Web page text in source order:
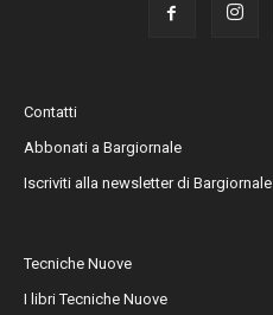
Contatti
Abbonati a Bargiornale
Iscriviti alla newsletter di Bargiornale
Tecniche Nuove
I libri Tecniche Nuove